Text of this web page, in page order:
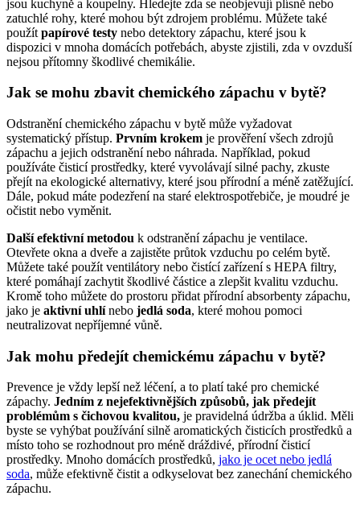
jsou kuchyně a koupelny. Hledejte zda se neobjevují plísně nebo
zatuchlé rohy, které mohou být zdrojem problému. Můžete také
použít papírové testy nebo detektory zápachu, které jsou k
dispozici v mnoha domácích potřebách, abyste zjistili, zda v ovzduší
nejsou přítomny škodlivé chemikálie.
Jak se mohu zbavit chemického zápachu v bytě?
Odstranění chemického zápachu v bytě může vyžadovat
systematický přístup. Prvním krokem je prověření všech zdrojů
zápachu a jejich odstranění nebo náhrada. Například, pokud
používáte čisticí prostředky, které vyvolávají silné pachy, zkuste
přejít na ekologické alternativy, které jsou přírodní a méně zatěžující.
Dále, pokud máte podezření na staré elektrospotřebiče, je moudré je
očistit nebo vyměnit.
Další efektivní metodou k odstranění zápachu je ventilace.
Otevřete okna a dveře a zajistěte průtok vzduchu po celém bytě.
Můžete také použít ventilátory nebo čistící zařízení s HEPA filtry,
které pomáhají zachytit škodlivé částice a zlepšit kvalitu vzduchu.
Kromě toho můžete do prostoru přidat přírodní absorbenty zápachu,
jako je aktivní uhlínebo jedlá soda, které mohou pomoci
neutralizovat nepříjemné vůně.
Jak mohu předejít chemickému zápachu v bytě?
Prevence je vždy lepší než léčení, a to platí také pro chemické
zápachy. Jedním z nejefektivnějších způsobů, jak předejít
problémům s čichovou kvalitou, je pravidelná údržba a úklid. Měli
byste se vyhýbat používání silně aromatických čisticích prostředků a
místo toho se rozhodnout pro méně dráždivé, přírodní čisticí
prostředky. Mnoho domácích prostředků, jako je ocet nebo jedlá
soda, může efektivně čistit a odkyselovat bez zanechání chemického
zápachu.